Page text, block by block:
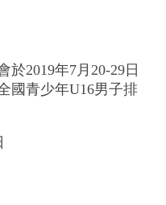
於2019年7月20-29 日
國青少年U16男子排